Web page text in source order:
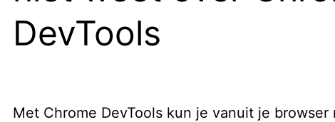
DevTools
Met Chrome DevTools kun je vanuit je browser